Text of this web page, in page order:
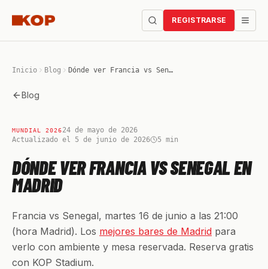
REGISTRARSE
Inicio Blog Dónde ver Francia vs Senegal en Madrid
Blog
MUNDIAL 202624 de mayo de 2026
Actualizado el 5 de junio de 2026
5 min
DÓNDE VER FRANCIA VS SENEGAL EN
MADRID
Francia vs Senegal, martes 16 de junio a las 21:00
(hora Madrid). Los mejores bares de Madrid para
verlo con ambiente y mesa reservada. Reserva gratis
con KOP Stadium.